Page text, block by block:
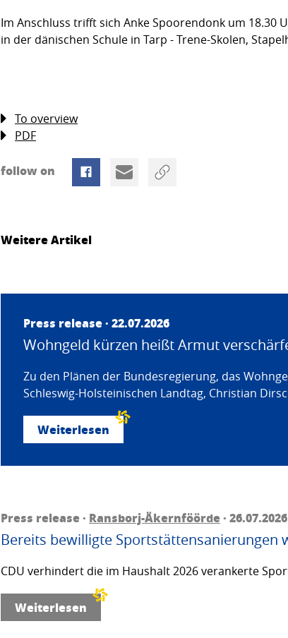
Im Anschluss trifft sich Anke Spoorendonk um 18.30
in der dänischen Schule in Tarp - Trene-Skolen,
To overview
PDF
follow on
Weitere Artikel
Press release · 22.07.2026
Wohngeld kürzen heißt Armut
Zu den Plänen der Bundesregierung, das
Schleswig-Holsteinischen Landtag, Christian
Weiterlesen
Press release · Ransborj-Äkernföörde· 26.07.2026
Bereits bewilligte Sportstättensanierungen
CDU verhindert die im Haushalt 2026 verankerte
Weiterlesen